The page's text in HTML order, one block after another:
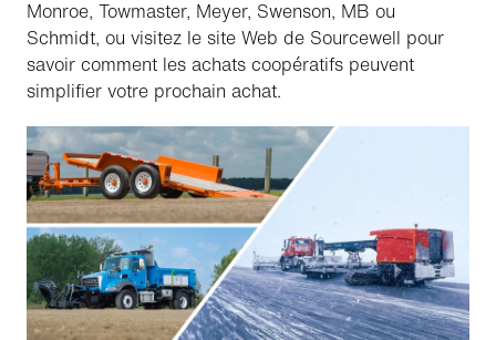
Monroe, Towmaster, Meyer, Swenson, MB ou
Schmidt, ou visitez le site Web de Sourcewell pour
savoir comment les achats coopératifs peuvent
simplifier votre prochain achat.